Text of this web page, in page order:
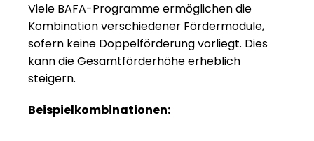
Viele BAFA-Programme ermöglichen die
Kombination verschiedener Fördermodule,
sofern keine Doppelförderung vorliegt. Dies
kann die Gesamtförderhöhe erheblich
steigern.
Beispielkombinationen: